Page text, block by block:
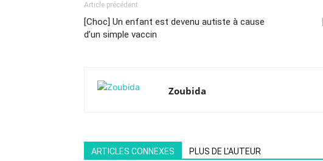
Article précédent
[Choc] Un enfant est devenu autiste à cause
d’un simple vaccin
Zoubida
ARTICLES CONNEXES PLUS DE L'AUTEUR